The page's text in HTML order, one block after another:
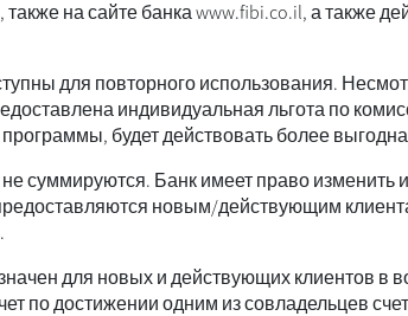
также на сайте банка www.fibi.co.il, а также
для повторного использования.
индивидуальная льгота по
будет действовать более
суммируются. Банк имеет право изменить
новым/действующим
для новых и действующих клиентов в
по достижении одним из совладельцев